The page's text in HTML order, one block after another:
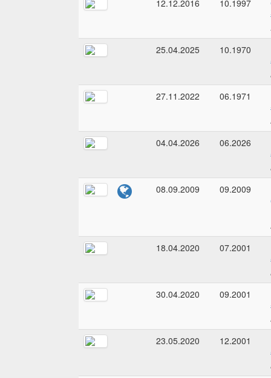
12.12.2016
10.1997
25.04.2025
10.1970
27.11.2022
06.1971
04.04.2026
06.2026
08.09.2009
09.2009
18.04.2020
07.2001
30.04.2020
09.2001
23.05.2020
12.2001